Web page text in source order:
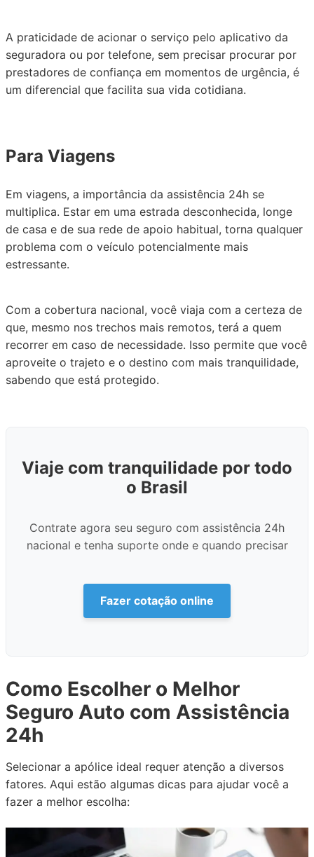
A praticidade de acionar o serviço pelo aplicativo da
seguradora ou por telefone, sem precisar procurar por
prestadores de confiança em momentos de urgência, é
um diferencial que facilita sua vida cotidiana.
Para Viagens
Em viagens, a importância da assistência 24h se
multiplica. Estar em uma estrada desconhecida, longe
de casa e de sua rede de apoio habitual, torna qualquer
problema com o veículo potencialmente mais
estressante.
Com a cobertura nacional, você viaja com a certeza de
que, mesmo nos trechos mais remotos, terá a quem
recorrer em caso de necessidade. Isso permite que você
aproveite o trajeto e o destino com mais tranquilidade,
sabendo que está protegido.
Viaje com tranquilidade por todo
o Brasil
Contrate agora seu seguro com assistência 24h
nacional e tenha suporte onde e quando precisar
Fazer cotação online
Como Escolher o Melhor
Seguro Auto com Assistência
24h
Selecionar a apólice ideal requer atenção a diversos
fatores. Aqui estão algumas dicas para ajudar você a
fazer a melhor escolha: